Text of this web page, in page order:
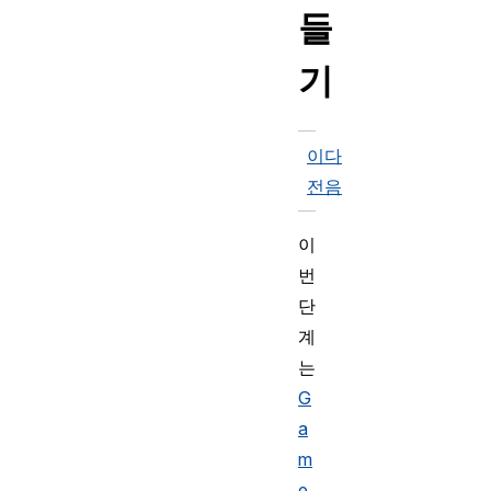
들
기
이
전
다
음
이
번
단
계
는
G
a
m